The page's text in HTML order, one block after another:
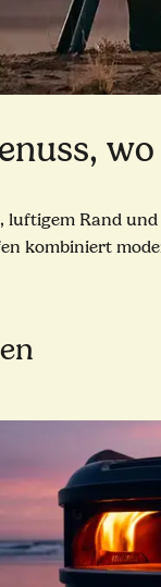
Rand
kombiniert